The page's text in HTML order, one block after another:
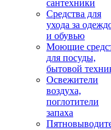
сантехники
Средства для
ухода за
и обувью
Моющие
для посуды,
бытовой
Освежители
воздуха,
поглотители
запаха